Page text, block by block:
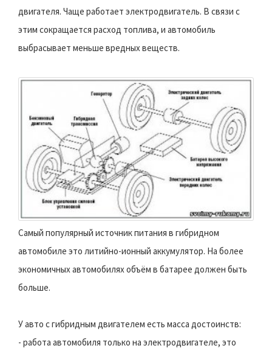
двигателя. Чаще работает электродвигатель. В связи с
этим сокращается расход топлива, и автомобиль
выбрасывает меньше вредных веществ.
Самый популярный источник питания в гибридном
автомобиле это литийно-ионный аккумулятор. На более
экономичных автомобилях объём в батарее должен быть
больше.
У авто с гибридным двигателем есть масса достоинств:
- работа автомобиля только на электродвигателе, это